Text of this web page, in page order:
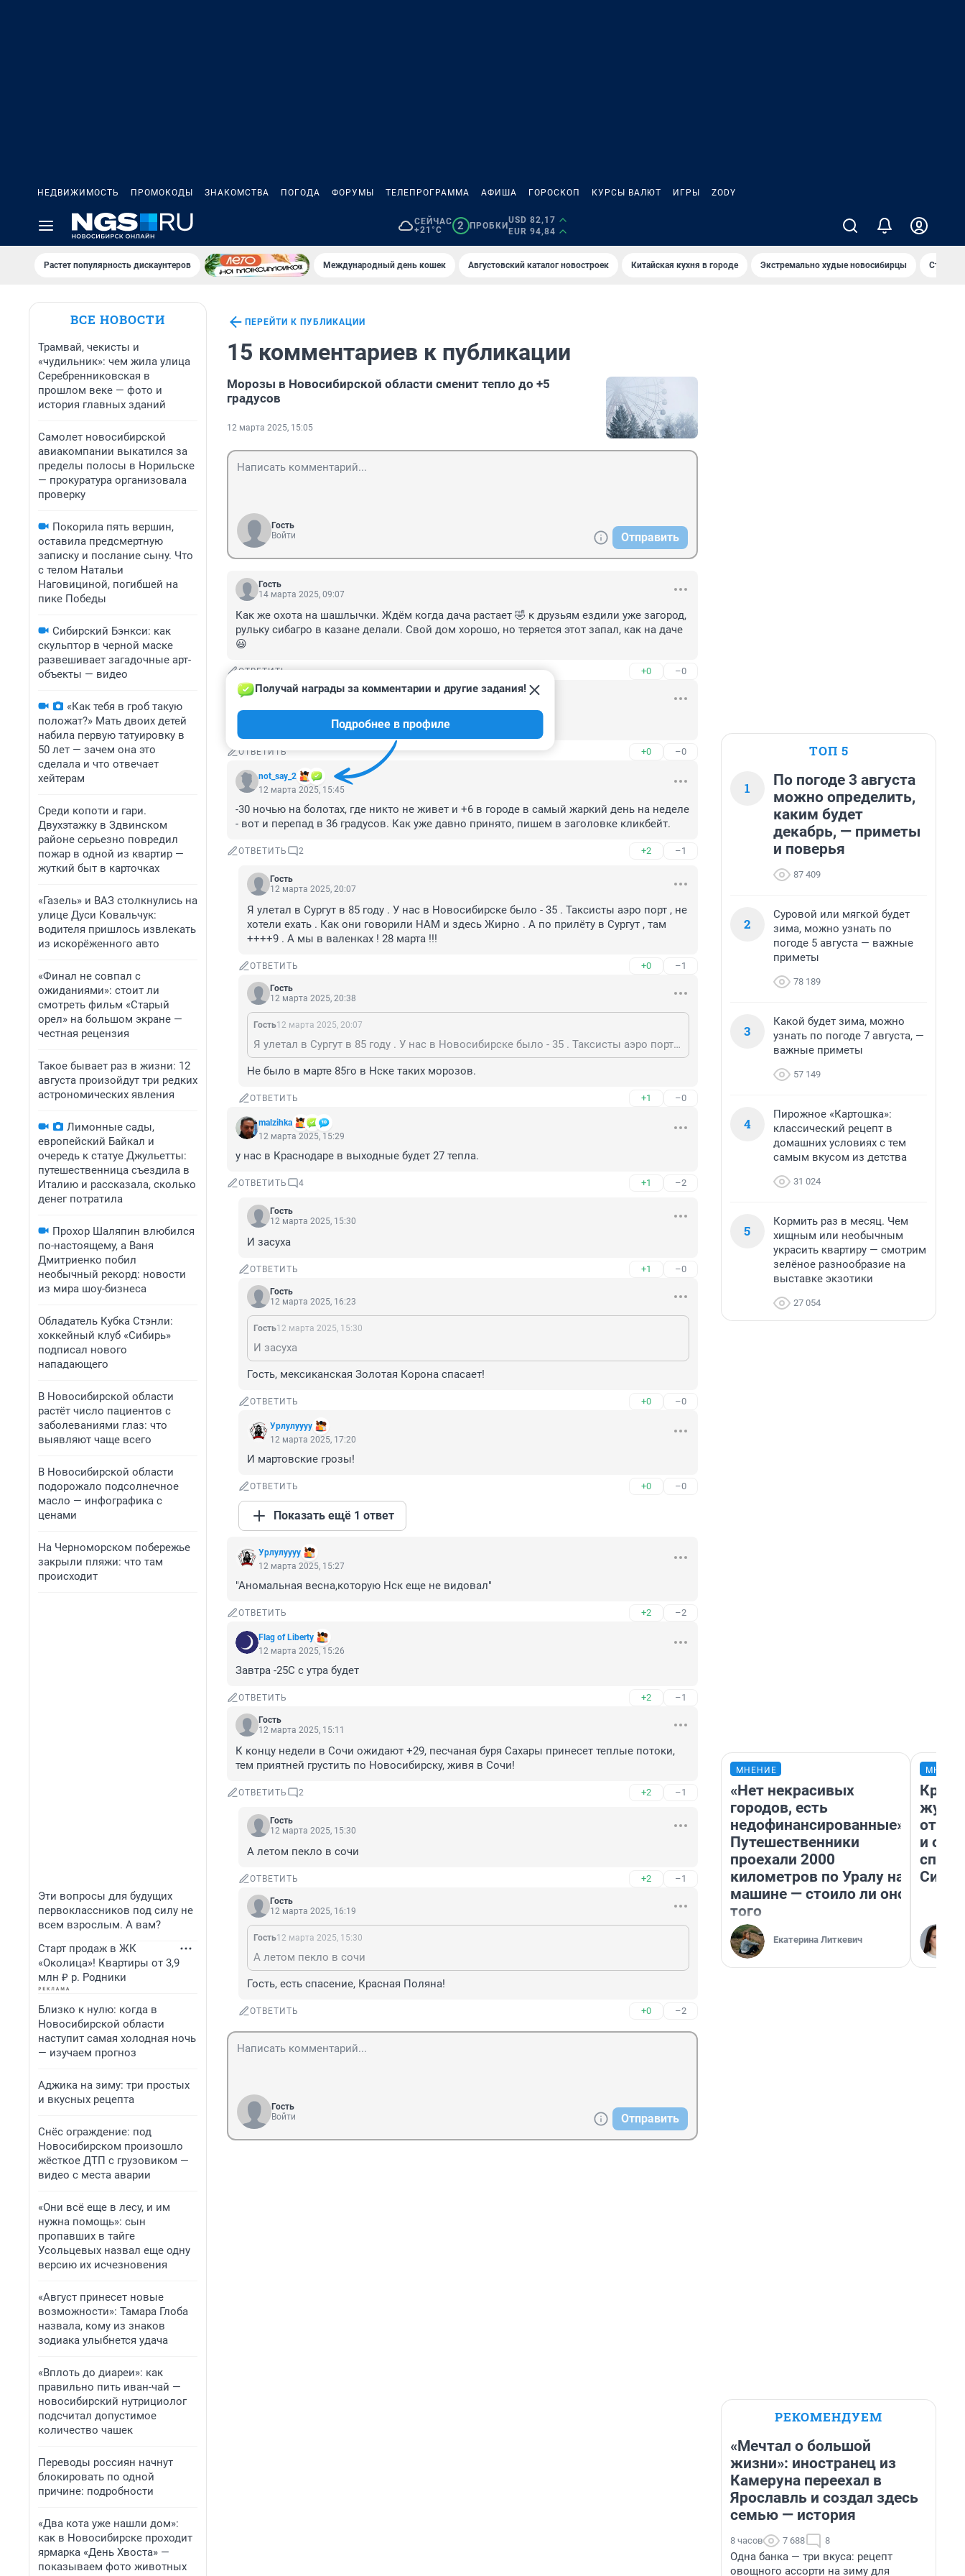
НЕДВИЖИМОСТЬ ПРОМОКОДЫ ЗНАКОМСТВА ПОГОДА ФОРУМЫ ТЕЛЕПРОГРАММА АФИША ГОРОСКОП КУРСЫ ВАЛЮТ ИГРЫ ZODY
СЕЙЧАС
+21°C
2 ПРОБКИ
USD 82,17
EUR 94,84
Растет популярность дискаунтеров Международный день кошек Августовский каталог новостроек Китайская кухня в городе Экстремально худые новосибирцы Старт
ВСЕ НОВОСТИ
Трамвай, чекисты и
«чудильник»: чем жила улица
Серебренниковская в
прошлом веке — фото и
история главных зданий
Самолет новосибирской
авиакомпании выкатился за
пределы полосы в Норильске
— прокуратура организовала
проверку
Покорила пять вершин,
оставила предсмертную
записку и послание сыну. Что
с телом Натальи
Наговициной, погибшей на
пике Победы
Сибирский Бэнкси: как
скульптор в черной маске
развешивает загадочные арт-
объекты — видео
«Как тебя в гроб такую
положат?» Мать двоих детей
набила первую татуировку в
50 лет — зачем она это
сделала и что отвечает
хейтерам
Среди копоти и гари.
Двухэтажку в Здвинском
районе серьезно повредил
пожар в одной из квартир —
жуткий быт в карточках
«Газель» и ВАЗ столкнулись на
улице Дуси Ковальчук:
водителя пришлось извлекать
из искорёженного авто
«Финал не совпал с
ожиданиями»: стоит ли
смотреть фильм «Старый
орел» на большом экране —
честная рецензия
Такое бывает раз в жизни: 12
августа произойдут три редких
астрономических явления
Лимонные сады,
европейский Байкал и
очередь к статуе Джульетты:
путешественница съездила в
Италию и рассказала, сколько
денег потратила
Прохор Шаляпин влюбился
по-настоящему, а Ваня
Дмитриенко побил
необычный рекорд: новости
из мира шоу-бизнеса
Обладатель Кубка Стэнли:
хоккейный клуб «Сибирь»
подписал нового
нападающего
В Новосибирской области
растёт число пациентов с
заболеваниями глаз: что
выявляют чаще всего
В Новосибирской области
подорожало подсолнечное
масло — инфографика с
ценами
На Черноморском побережье
закрыли пляжи: что там
происходит
Эти вопросы для будущих
первоклассников под силу не
всем взрослым. А вам?
Старт продаж в ЖК
«Околица»! Квартиры от 3,9
млн ₽ р. Родники
Близко к нулю: когда в
Новосибирской области
наступит самая холодная ночь
— изучаем прогноз
Аджика на зиму: три простых
и вкусных рецепта
Снёс ограждение: под
Новосибирском произошло
жёсткое ДТП с грузовиком —
видео с места аварии
«Они всё еще в лесу, и им
нужна помощь»: сын
пропавших в тайге
Усольцевых назвал еще одну
версию их исчезновения
«Август принесет новые
возможности»: Тамара Глоба
назвала, кому из знаков
зодиака улыбнется удача
«Вплоть до диареи»: как
правильно пить иван-чай —
новосибирский нутрициолог
подсчитал допустимое
количество чашек
Переводы россиян начнут
блокировать по одной
причине: подробности
«Два кота уже нашли дом»:
как в Новосибирске проходит
ярмарка «День Хвоста» —
показываем фото животных
ПЕРЕЙТИ К ПУБЛИКАЦИИ
15 комментариев к публикации
Морозы в Новосибирской области сменит тепло до +5
градусов
12 марта 2025, 15:05
Гость
Войти
Отправить
Гость
14 марта 2025, 09:07
Как же охота на шашлычки. Ждём когда дача растает 🤣 к друзьям ездили уже загород,
рульку сибагро в казане делали. Свой дом хорошо, но теряется этот запал, как на даче
😃
ОТВЕТИТЬ +0 –0
Гость
-21, вот прям отступили
ОТВЕТИТЬ +0 –0
not_say_2
Получай награды за комментарии и другие задания!
Подробнее в профиле
12 марта 2025, 15:45
-30 ночью на болотах, где никто не живет и +6 в городе в самый жаркий день на неделе
- вот и перепад в 36 градусов. Как уже давно принято, пишем в заголовке кликбейт.
ОТВЕТИТЬ 2 +2 –1
Гость
12 марта 2025, 20:07
Я улетал в Сургут в 85 году . У нас в Новосибирске было - 35 . Таксисты аэро порт , не
хотели ехать . Как они говорили НАМ и здесь Жирно . А по прилёту в Сургут , там
++++9 . А мы в валенках ! 28 марта !!!
ОТВЕТИТЬ +0 –1
Гость
12 марта 2025, 20:38
Гость12 марта 2025, 20:07
Я улетал в Сургут в 85 году . У нас в Новосибирске было - 35 . Таксисты аэро порт , не хотели ехать . Как они говорили НАМ и здесь Жирно . А по прилёту в Сургут , там ++++9 . А мы в валенках ! 28 марта !!!
Не было в марте 85го в Нске таких морозов.
ОТВЕТИТЬ +1 –0
malzihka
12 марта 2025, 15:29
у нас в Краснодаре в выходные будет 27 тепла.
ОТВЕТИТЬ 4 +1 –2
Гость
12 марта 2025, 15:30
И засуха
ОТВЕТИТЬ +1 –0
Гость
12 марта 2025, 16:23
Гость12 марта 2025, 15:30
И засуха
Гость, мексиканская Золотая Корона спасает!
ОТВЕТИТЬ +0 –0
Урлулуууу
12 марта 2025, 17:20
И мартовские грозы!
ОТВЕТИТЬ +0 –0
Показать ещё 1 ответ
Урлулуууу
12 марта 2025, 15:27
"Аномальная весна,которую Нск еще не видовал"
ОТВЕТИТЬ +2 –2
Flag of Liberty
12 марта 2025, 15:26
Завтра -25С с утра будет
ОТВЕТИТЬ +2 –1
Гость
12 марта 2025, 15:11
К концу недели в Сочи ожидают +29, песчаная буря Сахары принесет теплые потоки,
тем приятней грустить по Новосибирску, живя в Сочи!
ОТВЕТИТЬ 2 +2 –1
Гость
12 марта 2025, 15:30
А летом пекло в сочи
ОТВЕТИТЬ +2 –1
Гость
12 марта 2025, 16:19
Гость12 марта 2025, 15:30
А летом пекло в сочи
Гость, есть спасение, Красная Поляна!
ОТВЕТИТЬ +0 –2
Гость
Войти
Отправить
ТОП 5
1
По погоде 3 августа
можно определить,
каким будет
декабрь, — приметы
и поверья
87 409
2
Суровой или мягкой будет
зима, можно узнать по
погоде 5 августа — важные
приметы
78 189
3
Какой будет зима, можно
узнать по погоде 7 августа, —
важные приметы
57 149
4
Пирожное «Картошка»:
классический рецепт в
домашних условиях с тем
самым вкусом из детства
31 024
5
Кормить раз в месяц. Чем
хищным или необычным
украсить квартиру — смотрим
зелёное разнообразие на
выставке экзотики
27 054
МНЕНИЕ
«Нет некрасивых
городов, есть
недофинансированные».
Путешественники
проехали 2000
километров по Уралу на
машине — стоило ли оно
того
Екатерина Литкевич
и
РЕКОМЕНДУЕМ
«Мечтал о большой
жизни»: иностранец из
Камеруна переехал в
Ярославль и создал здесь
семью — история
8 часов 7 688 8
Одна банка — три вкуса: рецепт
овощного ассорти на зиму для